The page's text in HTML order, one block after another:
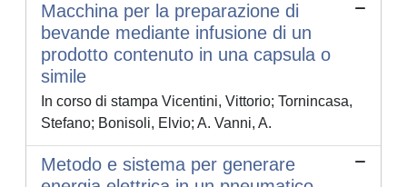
Macchina per la preparazione di
bevande mediante infusione di un
prodotto contenuto in una capsula o
simile
In corso di stampa Vicentini, Vittorio; Tornincasa,
Stefano; Bonisoli, Elvio; A. Vanni, A.
Metodo e sistema per generare